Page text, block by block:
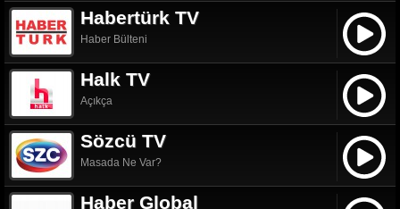
Habertürk TV
Haber Bülteni
Halk TV
Açıkça
Sözcü TV
Masada Ne Var?
Haber Global